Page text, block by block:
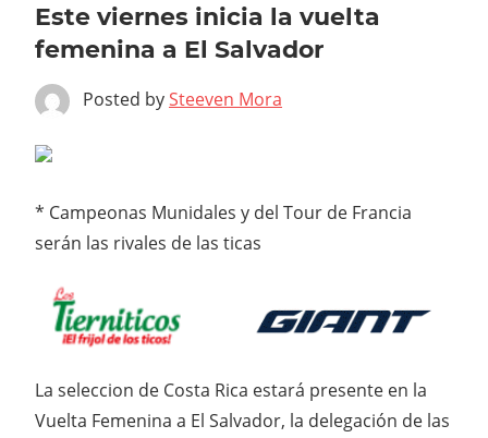
Este viernes inicia la vuelta
femenina a El Salvador
Posted bySteeven Mora
* Campeonas Munidales y del Tour de Francia
serán las rivales de las ticas
La seleccion de Costa Rica estará presente en la
Vuelta Femenina a El Salvador, la delegación de las